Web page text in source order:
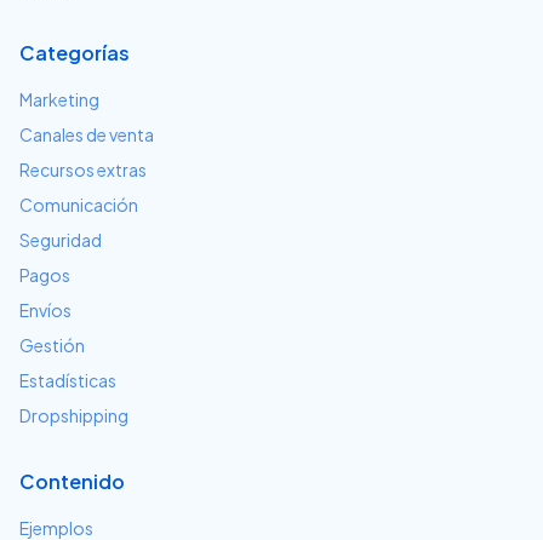
Categorías
Marketing
Canales de venta
Recursos extras
Comunicación
Seguridad
Pagos
Envíos
Gestión
Estadísticas
Dropshipping
Contenido
Ejemplos